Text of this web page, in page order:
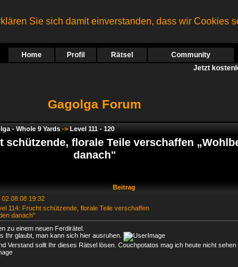
Sie sich damit einverstanden, dass wir Cookies
Home Profil Rätsel Community
Jetzt
Gagolga Forum
- Whole 9 Yards -> Level 111 - 120
schützende, florale Teile verschaffen
danach"
Beitrag
02.08.08 19:32
114: Frucht schützende, florale Teile verschaffen
danach"
zu einem neuen Ferdirätel.
Ihr glaubt, man kann sich hier ausruhen.
Verstand sollt Ihr dieses Rätsel lösen. Couchpotatos mag ich heute nicht sehen